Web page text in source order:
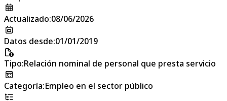
Actualizado:08/06/2026
Datos desde:01/01/2019
Tipo:Relación nominal de personal que presta servicio
Categoría:Empleo en el sector público